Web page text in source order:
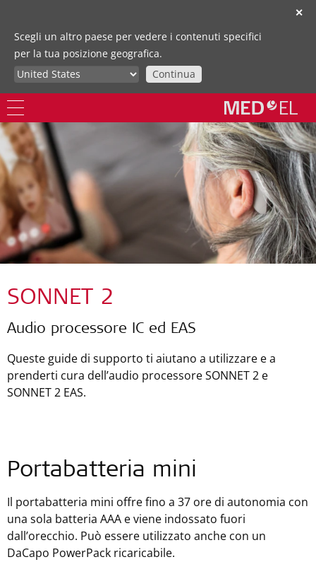
✕
Scegli un altro paese per vedere i contenuti specifici
per la tua posizione geografica.
Continua
SONNET 2
Audio processore IC ed EAS
Queste guide di supporto ti aiutano a utilizzare e a
prenderti cura dell’audio processore SONNET 2 e
SONNET 2 EAS.
Portabatteria mini
Il portabatteria mini offre fino a 37 ore di autonomia con
una sola batteria AAA e viene indossato fuori
dall’orecchio. Può essere utilizzato anche con un
DaCapo PowerPack ricaricabile.